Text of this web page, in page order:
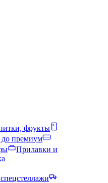
фрукты
премиум
Прилавки и